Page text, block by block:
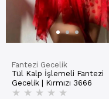
Fantezi Gecelik
Tül Kalp İşlemeli Fantezi
Gecelik | Kırmızı 3666
★ ★ ★ ★ ★